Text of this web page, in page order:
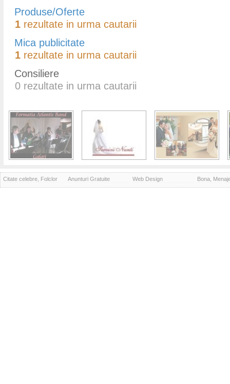
Produse/Oferte
1 rezultate in urma cautarii
Mica publicitate
1 rezultate in urma cautarii
Consiliere
0 rezultate in urma cautarii
Citate celebre, Folclor Anunturi Gratuite Web Design Bona,